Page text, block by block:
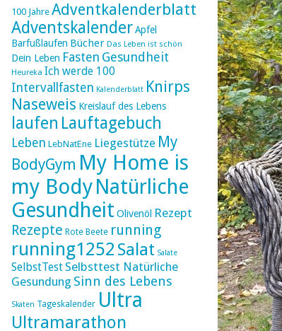
100 Jahre Adventkalenderblatt
AdventskalenderApfel
Barfußlaufen Bücher Das Leben ist schön
Dein Leben Fasten Gesundheit
Heureka Ich werde 100
Intervallfasten Kalenderblatt Knirps
Naseweis Kreislauf des Lebens
laufen Lauftagebuch
Leben LebNatEne Liegestütze My
BodyGym My Home is
my Body Natürliche
Gesundheit Olivenöl Rezept
Rezepte Rote Beete running
running1252 Salat Salate
SelbstTest Selbsttest Natürliche
Gesundung Sinn des Lebens
Skaten Tageskalender Ultra
Ultramarathon